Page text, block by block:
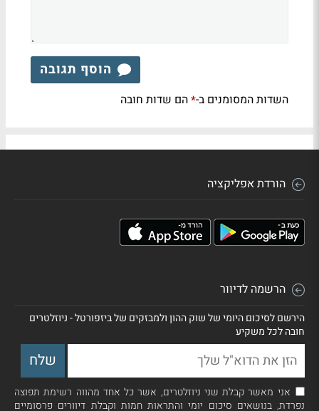
הוסף תגובה
השדות המסומנים ב-*הם שדות חובה
הורדת אפליקציה
הרשמה לדיוור
הירשם לסיכום היומי של שוק ההון ולמבזקים של ביזפורטל - ניוזלטרים
חובה לכל משקיע
אני מאשר קבלת שני ניוזלטרים, אשר כל אחד מהווה רשימת תפוצה
נפרדת, בנושאים סיכום יומי והתראות חמות וקבלת דיוורים פרסומיים